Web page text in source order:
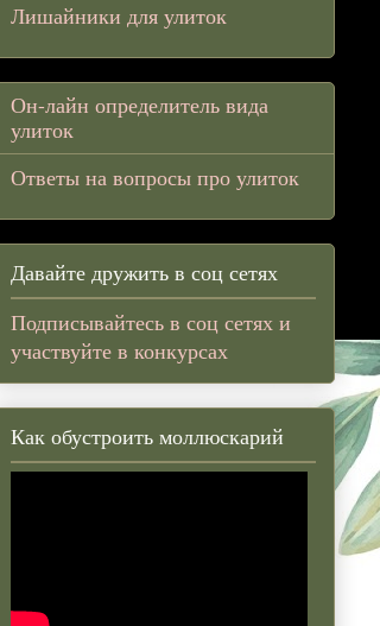
Лишайники для улиток
Он-лайн определитель вида
улиток
Ответы на вопросы про улиток
Давайте дружить в соц сетях
Подписывайтесь в соц сетях и
участвуйте в конкурсах
Как обустроить моллюскарий